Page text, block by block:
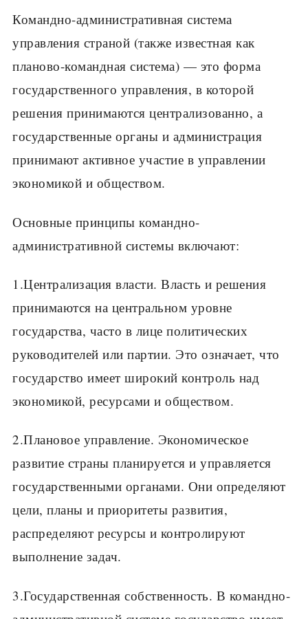
Командно-административная система
управления страной (также известная как
планово-командная система) — это форма
государственного управления, в которой
решения принимаются централизованно, а
государственные органы и администрация
принимают активное участие в управлении
экономикой и обществом.
Основные принципы командно-
административной системы включают:
1.Централизация власти. Власть и решения
принимаются на центральном уровне
государства, часто в лице политических
руководителей или партии. Это означает, что
государство имеет широкий контроль над
экономикой, ресурсами и обществом.
2.Плановое управление. Экономическое
развитие страны планируется и управляется
государственными органами. Они определяют
цели, планы и приоритеты развития,
распределяют ресурсы и контролируют
выполнение задач.
3.Государственная собственность. В командно-